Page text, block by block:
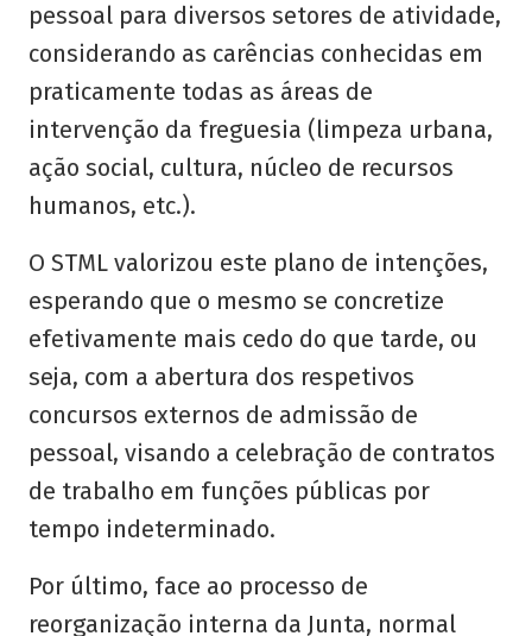
pessoal para diversos setores de atividade,
considerando as carências conhecidas em
praticamente todas as áreas de
intervenção da freguesia (limpeza urbana,
ação social, cultura, núcleo de recursos
humanos, etc.).
O STML valorizou este plano de intenções,
esperando que o mesmo se concretize
efetivamente mais cedo do que tarde, ou
seja, com a abertura dos respetivos
concursos externos de admissão de
pessoal, visando a celebração de contratos
de trabalho em funções públicas por
tempo indeterminado.
Por último, face ao processo de
reorganização interna da Junta, normal